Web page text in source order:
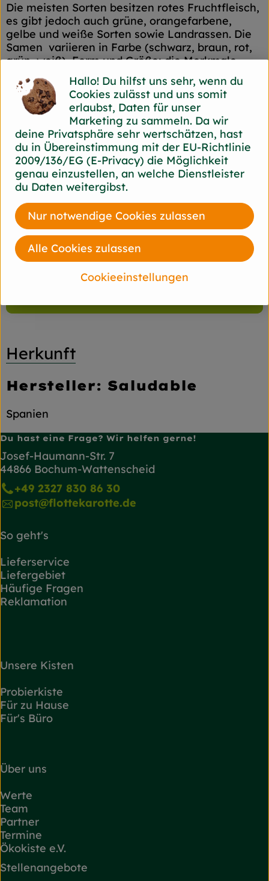
Die meisten Sorten besitzen rotes Fruchtfleisch,
es gibt jedoch auch grüne, orangefarbene,
gelbe und weiße Sorten sowie Landrassen. Die
Samen variieren in Farbe (schwarz, braun, rot,
grün, weiß), Form und Größe; die Merkmale
können zur Identifizierung der Sorten dienen.
Die meisten Sorten besitzen rotes Fruchtfleisch,
es gibt jedoch auch grüne, orangefarbene,
gelbe und weiße Sorten sowie Landrassen. Die
Samen variieren in Farbe (schwarz, braun, rot,
grün, weiß), Form und Größe; die Merkmale
können zur Identifizierung der Sorten dienen.
Der essbare Anteil der Frucht besteht zu rund
95,8 % aus Wasser, 0,2 % Fasern, 0,2 % Protein,
0,2 % Fett, 3,3 % Kohlenhydraten und 0,3 %
Mineralstoffen, sowie Vitamin A und C, und dem
zu den Antioxidantien zählenden roten Farbstoff
Lycopin.
Herkunft
Hersteller: Saludable
Spanien
Du hast eine Frage? Wir helfen gerne!
Josef-Haumann-Str. 7
44866 Bochum-Wattenscheid
+49 2327 830 86 30
post@flottekarotte.de
So geht's
Lieferservice
Liefergebiet
Häufige Fragen
Reklamation
Unsere Kisten
Probierkiste
Für zu Hause
Für's Büro
Über uns
Werte
Team
Partner
Termine
Ökokiste e.V.
Stellenangebote
Hallo! Du hilfst uns sehr, wenn du
Cookies zulässt und uns somit
erlaubst, Daten für unser
Marketing zu sammeln. Da wir
deine Privatsphäre sehr wertschätzen, hast
du in Übereinstimmung mit der EU-Richtlinie
2009/136/EG (E-Privacy) die Möglichkeit
genau einzustellen, an welche Dienstleister
du Daten weitergibst.
Cookieeinstellungen
Nur notwendige Cookies zulassen
Alle Cookies zulassen